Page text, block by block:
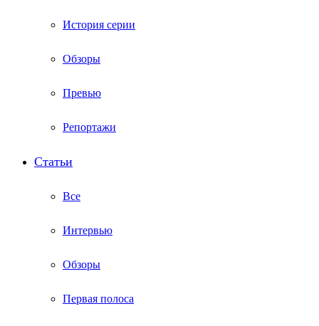
История серии
Обзоры
Превью
Репортажи
Статьи
Все
Интервью
Обзоры
Первая полоса